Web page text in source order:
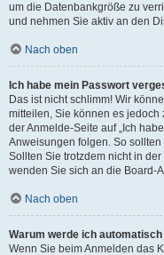
um die Datenbankgröße zu
und nehmen Sie aktiv an den
Nach oben
Ich habe mein Passwort
Das ist nicht schlimm! Wir
mitteilen, Sie können es
der Anmelde-Seite auf „Ich
Anweisungen folgen. So
Sollten Sie trotzdem nicht in
wenden Sie sich an die Board-
Nach oben
Warum werde ich
Wenn Sie beim Anmelden das